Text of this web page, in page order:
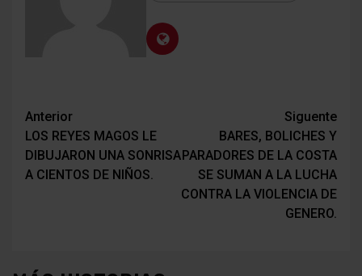
Navegación
de
entradas
Anterior
LOS REYES MAGOS LE
DIBUJARON UNA SONRISA
A CIENTOS DE NIÑOS.
Siguente
BARES, BOLICHES Y
PARADORES DE LA COSTA
SE SUMAN A LA LUCHA
CONTRA LA VIOLENCIA DE
GENERO.